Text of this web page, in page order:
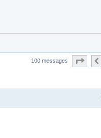
100 messages Page